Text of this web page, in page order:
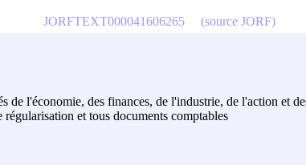
de l'économie, des finances, de l'industrie, de l'action et
et tous documents comptables
JORFTEXT000041606265 (source JORF)